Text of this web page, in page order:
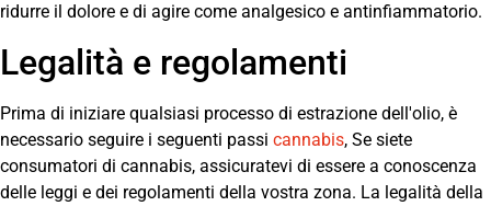
ridurre il dolore e di agire come analgesico e antinfiammatorio.
Legalità e regolamenti
Prima di iniziare qualsiasi processo di estrazione dell'olio, è
necessario seguire i seguenti passi cannabis, Se siete
consumatori di cannabis, assicuratevi di essere a conoscenza
delle leggi e dei regolamenti della vostra zona. La legalità della